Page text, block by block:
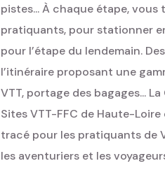
pistes... À chaque étape,
pratiquants, pour stationner
pour l’étape du lendemain.
l’itinéraire proposant une
VTT, portage des bagages...
Sites VTT-FFC de Haute-
tracé pour les pratiquants de
les aventuriers et les